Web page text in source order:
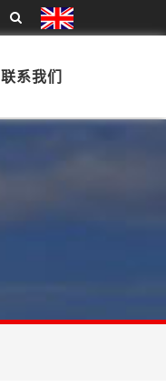
联系我们